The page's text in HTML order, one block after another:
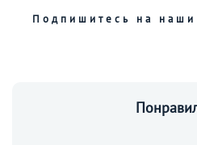
Подпишитесь на